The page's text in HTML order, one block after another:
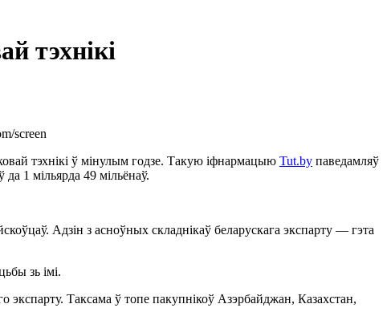
тэхнікі
screen
тэхнікі ў мінулым годзе. Такую іфнармацыю Tut.by паведамляў
1 мільярда 49 мільёнаў.
Адзін з асноўных складнікаў беларускага экспарту — гэта
зь імі.
экспарту. Таксама ў топе пакупнікоў Азэрбайджан, Казахстан,